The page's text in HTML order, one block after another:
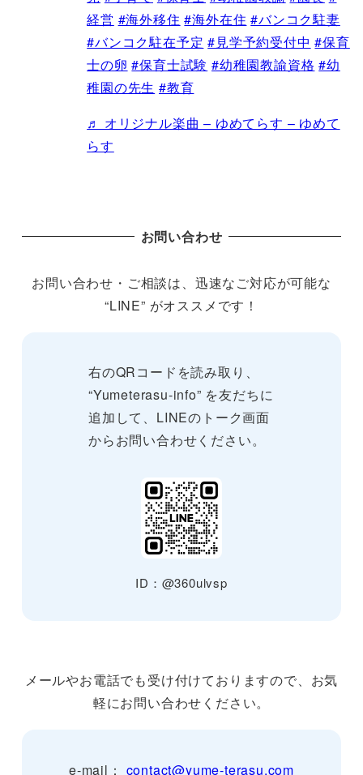
経営 #海外移住 #海外在住 #バンコク駐妻
#バンコク駐在予定 #見学予約受付中 #保育
士の卵 #保育士試験 #幼稚園教諭資格 #幼
稚園の先生 #教育
♬ オリジナル楽曲 – ゆめてらす – ゆめて
らす
お問い合わせ
お問い合わせ・ご相談は、迅速なご対応が可能な
“LINE” がオススメです！
右のQRコードを読み取り、
“Yumeterasu-info” を友だちに
追加して、LINEのトーク画面
からお問い合わせください。
ID：@360ulvsp
メールやお電話でも受け付けておりますので、お気
軽にお問い合わせください。
e-mail： contact@yume-terasu.com